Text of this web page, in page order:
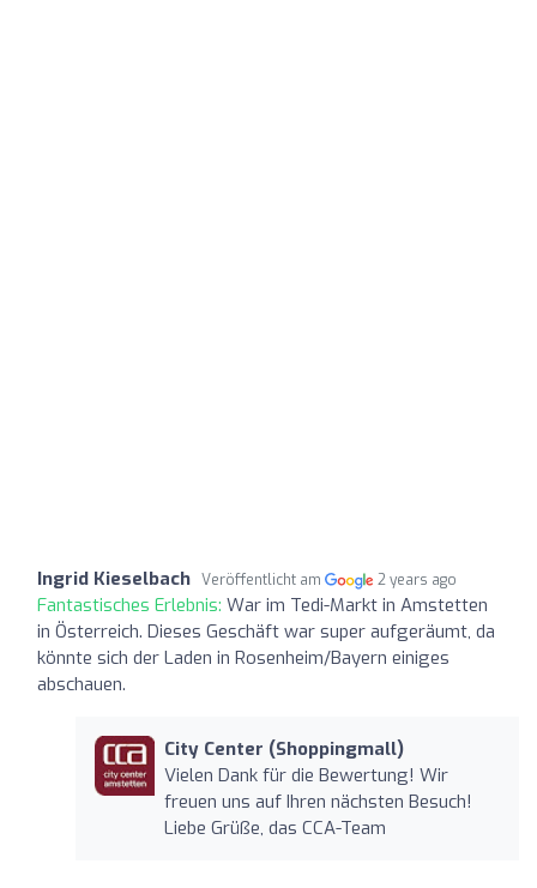
Ingrid Kieselbach Veröffentlicht am 2 years ago
Fantastisches Erlebnis: War im Tedi-Markt in Amstetten
in Österreich. Dieses Geschäft war super aufgeräumt, da
könnte sich der Laden in Rosenheim/Bayern einiges
abschauen.
City Center (Shoppingmall)
Vielen Dank für die Bewertung! Wir
freuen uns auf Ihren nächsten Besuch!
Liebe Grüße, das CCA-Team